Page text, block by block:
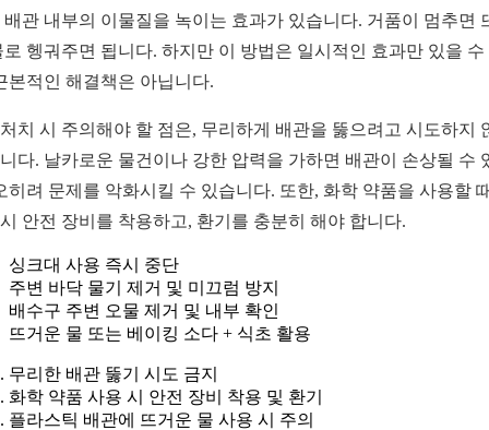
배관 내부의 이물질을 녹이는 효과가 있습니다. 거품이 멈추면
로 헹궈주면 됩니다. 하지만 이 방법은 일시적인 효과만 있을 수
본적인 해결책은 아닙니다.
치 시 주의해야 할 점은, 무리하게 배관을 뚫으려고 시도하지
다. 날카로운 물건이나 강한 압력을 가하면 배관이 손상될 수
히려 문제를 악화시킬 수 있습니다. 또한, 화학 약품을 사용할
안전 장비를 착용하고, 환기를 충분히 해야 합니다.
싱크대 사용 즉시 중단
주변 바닥 물기 제거 및 미끄럼 방지
배수구 주변 오물 제거 및 내부 확인
뜨거운 물 또는 베이킹 소다 + 식초 활용
무리한 배관 뚫기 시도 금지
화학 약품 사용 시 안전 장비 착용 및 환기
플라스틱 배관에 뜨거운 물 사용 시 주의